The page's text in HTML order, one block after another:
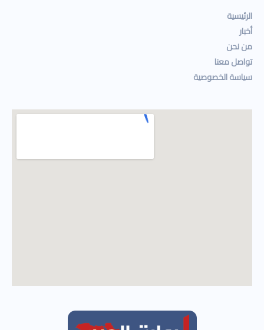
الرئيسية
أخبار
من نحن
تواصل معنا
سياسة الخصوصية